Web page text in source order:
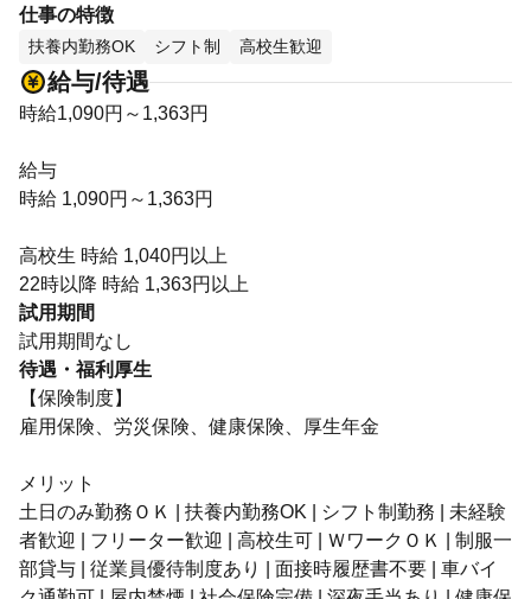
仕事の特徴
扶養内勤務OK シフト制 高校生歓迎
給与/待遇
時給1,090円～1,363円
給与
時給 1,090円～1,363円
高校生 時給 1,040円以上
22時以降 時給 1,363円以上
試用期間
試用期間なし
待遇・福利厚生
【保険制度】
雇用保険、労災保険、健康保険、厚生年金
メリット
土日のみ勤務ＯＫ | 扶養内勤務OK | シフト制勤務 | 未経験
者歓迎 | フリーター歓迎 | 高校生可 | ＷワークＯＫ | 制服一
部貸与 | 従業員優待制度あり | 面接時履歴書不要 | 車バイ